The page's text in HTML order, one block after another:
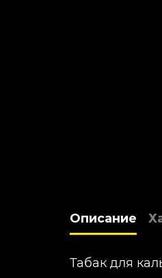
Описание
Табак для